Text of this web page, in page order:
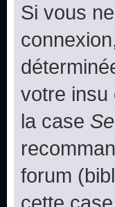
Si vous
votre insu
la case
forum